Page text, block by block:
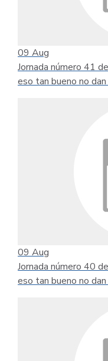
09 Aug
Jornada número 41
eso tan bueno no
09 Aug
Jornada número 40
eso tan bueno no